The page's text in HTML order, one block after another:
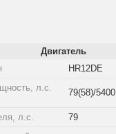
Двигатель
HR12DE
л.с.
79(58)/5400
л.с.
79